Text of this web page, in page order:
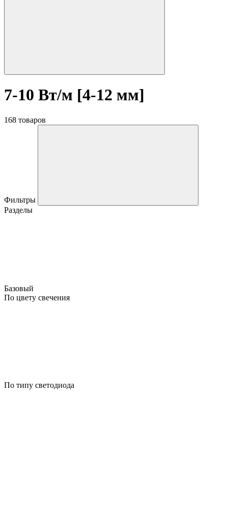
7-10 Вт/м [4-12 мм]
168 товаров
Фильтры
Разделы
Базовый
По цвету свечения
По типу светодиода